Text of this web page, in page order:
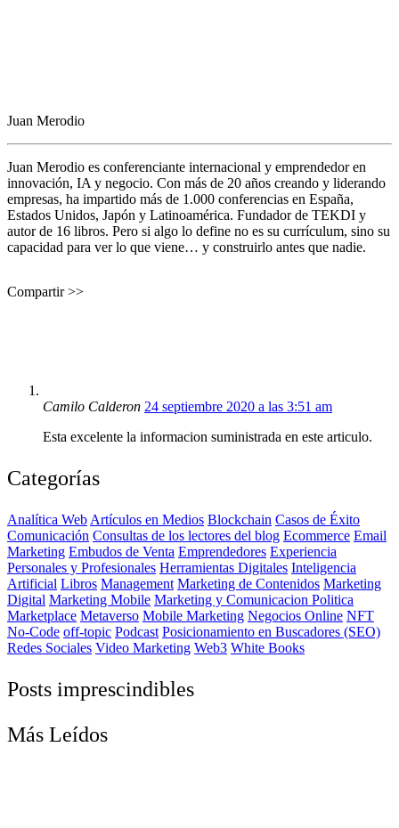
Juan Merodio
Juan Merodio es conferenciante internacional y emprendedor en
innovación, IA y negocio. Con más de 20 años creando y liderando
empresas, ha impartido más de 1.000 conferencias en España,
Estados Unidos, Japón y Latinoamérica. Fundador de TEKDI y
autor de 16 libros. Pero si algo lo define no es su currículum, sino su
capacidad para ver lo que viene… y construirlo antes que nadie.
Compartir >>
Camilo Calderon 24 septiembre 2020 a las 3:51 am
Esta excelente la informacion suministrada en este articulo.
Categorías
Analítica WebArtículos en Medios Blockchain Casos de Éxito
Comunicación Consultas de los lectores del blog Ecommerce Email
Marketing Embudos de Venta Emprendedores Experiencia
Personales y Profesionales Herramientas Digitales Inteligencia
Artificial Libros Management Marketing de Contenidos Marketing
Digital Marketing Mobile Marketing y Comunicacion Politica
Marketplace Metaverso Mobile Marketing Negocios Online NFT
No-Code off-topic Podcast Posicionamiento en Buscadores (SEO)
Redes Sociales Video Marketing Web3 White Books
Posts imprescindibles
Más Leídos